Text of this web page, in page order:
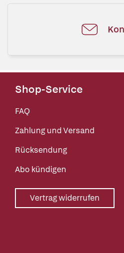
Shop-Service
FAQ
Zahlung und Versand
Rücksendung
Abo kündigen
Vertrag widerrufen